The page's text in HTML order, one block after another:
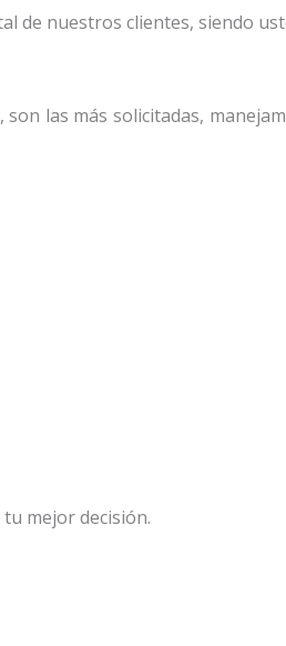
de nuestros clientes, siendo
, son las más solicitadas,
mejor decisión.